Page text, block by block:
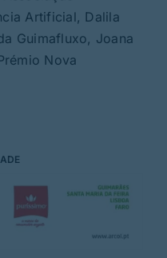
Artificial, Dalila
Guimafluxo, Joana
Nova